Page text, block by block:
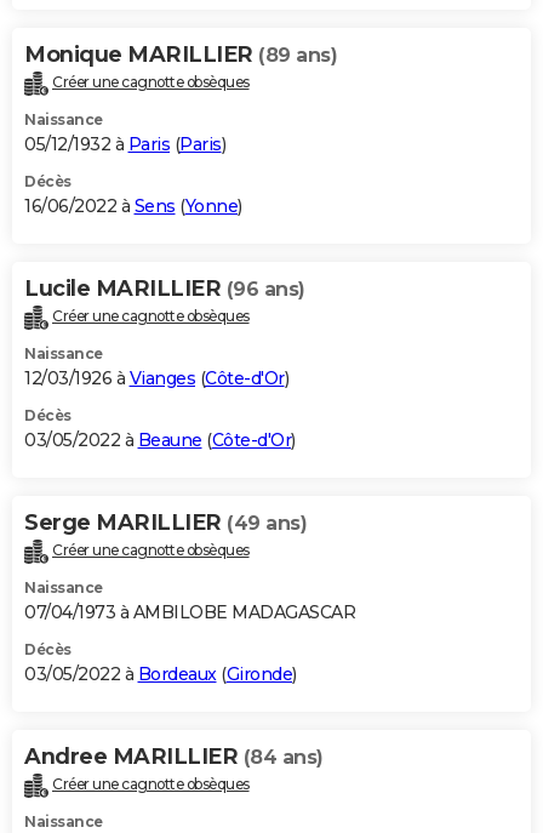
Monique MARILLIER (89 ans)
Créer une cagnotte obsèques
Naissance
05/12/1932 à Paris (Paris)
Décès
16/06/2022 à Sens (Yonne)
Lucile MARILLIER (96 ans)
Créer une cagnotte obsèques
Naissance
12/03/1926 à Vianges (Côte-d'Or)
Décès
03/05/2022 à Beaune (Côte-d'Or)
Serge MARILLIER (49 ans)
Créer une cagnotte obsèques
Naissance
07/04/1973 à AMBILOBE MADAGASCAR
Décès
03/05/2022 à Bordeaux(Gironde)
Andree MARILLIER (84 ans)
Créer une cagnotte obsèques
Naissance